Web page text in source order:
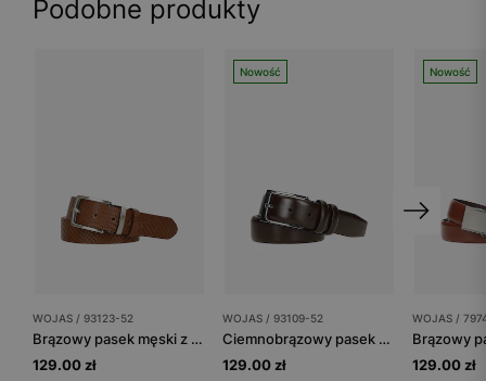
Podobne produkty
WOJAS / 93123-52
Brązowy pasek męski z ozdobnym tłoczeniem
129.00 zł
Nowość
WOJAS / 93109-52
Ciemnobrązowy pasek męski z gładkiej skóry licowej
129.00 zł
Nowość
WOJAS /
129.00 zł